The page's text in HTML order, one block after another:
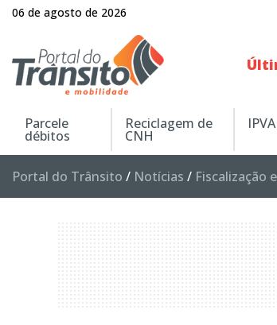
06 de agosto de 2026
Parcele
débitos
Reciclagem de
CNH
IPVA
Portal do Trânsito / Notícias / Fiscalização